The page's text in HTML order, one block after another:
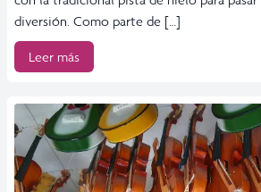
diversión. Como parte de […]
Leer más